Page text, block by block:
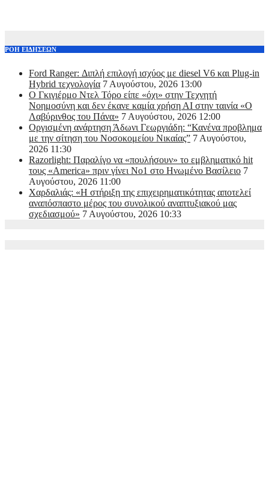
ΡΟΗ ΕΙΔΗΣΕΩΝ
Ford Ranger: Διπλή επιλογή ισχύος με diesel V6 και Plug-in
Hybrid τεχνολογία 7 Αυγούστου, 2026 13:00
Ο Γκιγιέρμο Ντελ Τόρο είπε «όχι» στην Τεχνητή
Νοημοσύνη και δεν έκανε καμία χρήση ΑΙ στην ταινία «Ο
Λαβύρινθος του Πάνα» 7 Αυγούστου, 2026 12:00
Οργισμένη ανάρτηση Άδωνι Γεωργιάδη: “Κανένα προβλημα
με την σίτηση του Νοσοκομείου Νικαίας” 7 Αυγούστου,
2026 11:30
Razorlight: Παραλίγο να «πουλήσουν» το εμβληματικό hit
τους «America» πριν γίνει Νο1 στο Ηνωμένο Βασίλειο 7
Αυγούστου, 2026 11:00
Χαρδαλιάς: «Η στήριξη της επιχειρηματικότητας αποτελεί
αναπόσπαστο μέρος του συνολικού αναπτυξιακού μας
σχεδιασμού» 7 Αυγούστου, 2026 10:33